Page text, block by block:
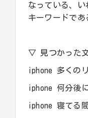
なっている、い
キーワードであ
▽ 見つかった
iphone 多くの
iphone 何分後
iphone 寝てる